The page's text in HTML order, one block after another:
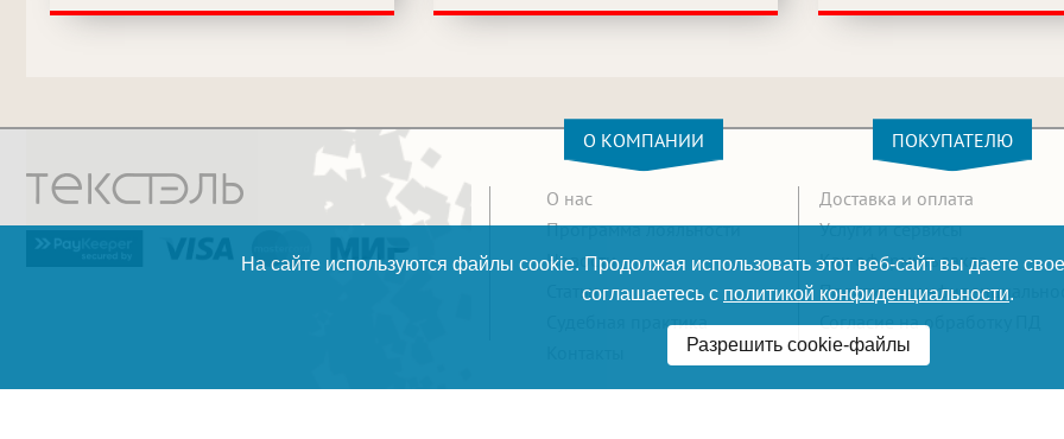
О КОМПАНИИ
О нас
Программа лояльности
Новости
Статьи
Судебная практика
ПОКУПАТЕЛЮ
Доставка и оплата
Услуги и сервисы
Как оформить заказ
Политика
Согласие на обработку ПД
На сайте используются файлы cookie. Продолжая использовать этот веб-сайт вы даете
соглашаетесь с политикой конфиденциальности.
Разрешить cookie-файлы